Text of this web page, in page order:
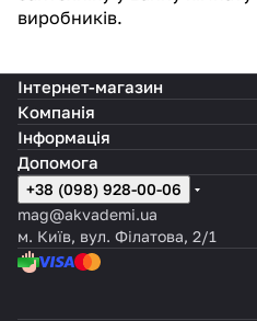
виробників.
Інтернет-магазин
Компанія
Інформація
Допомога
+38 (098) 928-00-06
mag@akvademi.ua
м. Київ, вул. Філатова, 2/1